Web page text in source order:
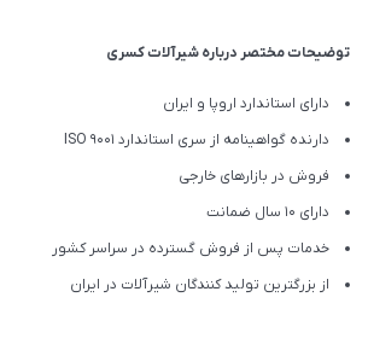
توضیحات مختصر درباره شیرآلات کسری
دارای استاندارد اروپا و ایران
دارنده گواهینامه از سری استاندارد ISO 9001
فروش در بازارهای خارجی
دارای 10 سال ضمانت
خدمات پس از فروش گسترده در سراسر کشور
از بزرگترین تولید کنندگان شیرآلات در ایران